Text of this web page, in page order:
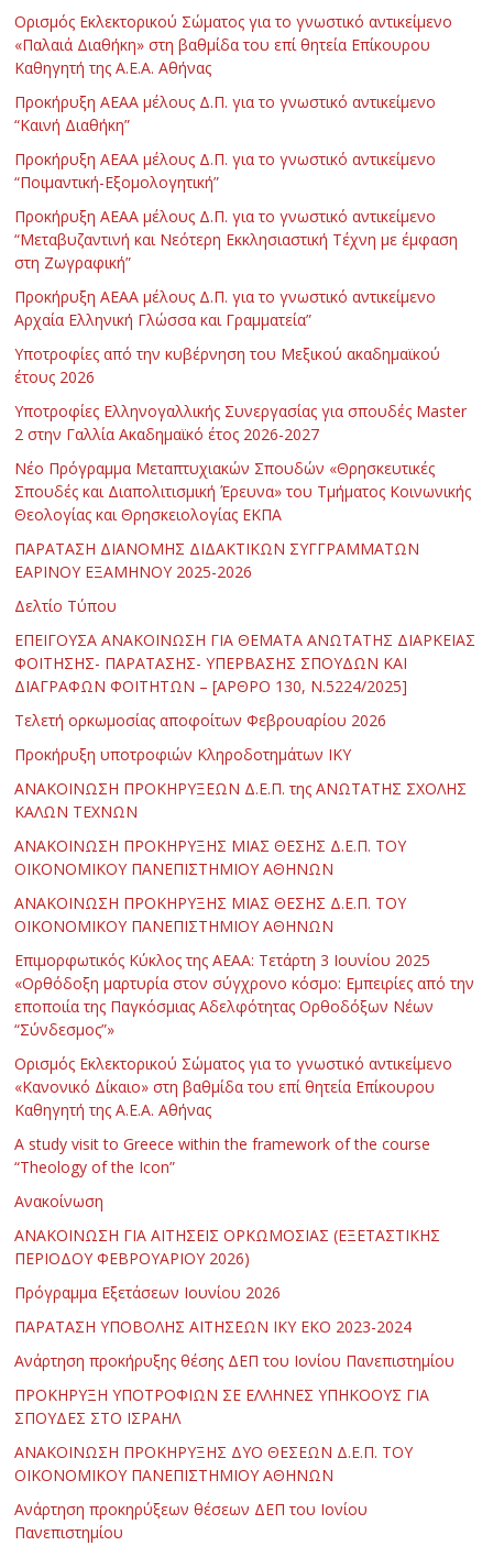
Ορισμός Εκλεκτορικού Σώματος για το γνωστικό αντικείμενο
«Παλαιά Διαθήκη» στη βαθμίδα του επί θητεία Επίκουρου
Καθηγητή της Α.Ε.Α. Αθήνας
Προκήρυξη ΑΕΑΑ μέλους Δ.Π. για το γνωστικό αντικείμενο
“Καινή Διαθήκη”
Προκήρυξη ΑΕΑΑ μέλους Δ.Π. για το γνωστικό αντικείμενο
“Ποιμαντική-Εξομολογητική”
Προκήρυξη ΑΕΑΑ μέλους Δ.Π. για το γνωστικό αντικείμενο
“Μεταβυζαντινή και Νεότερη Εκκλησιαστική Τέχνη με έμφαση
στη Ζωγραφική”
Προκήρυξη ΑΕΑΑ μέλους Δ.Π. για το γνωστικό αντικείμενο
Αρχαία Ελληνική Γλώσσα και Γραμματεία”
Υποτροφίες από την κυβέρνηση του Μεξικού ακαδημαϊκού
έτους 2026
Υποτροφίες Ελληνογαλλικής Συνεργασίας για σπουδές Master
2 στην Γαλλία Ακαδημαϊκό έτος 2026-2027
Νέο Πρόγραμμα Μεταπτυχιακών Σπουδών «Θρησκευτικές
Σπουδές και Διαπολιτισμική Έρευνα» του Τμήματος Κοινωνικής
Θεολογίας και Θρησκειολογίας ΕΚΠΑ
ΠΑΡΑΤΑΣΗ ΔΙΑΝΟΜΗΣ ΔΙΔΑΚΤΙΚΩΝ ΣΥΓΓΡΑΜΜΑΤΩΝ
ΕΑΡΙΝΟΥ ΕΞΑΜΗΝΟΥ 2025-2026
Δελτίο Τύπου
ΕΠΕΙΓΟΥΣΑ ΑΝΑΚΟΙΝΩΣΗ ΓΙΑ ΘΕΜΑΤΑ ΑΝΩΤΑΤΗΣ ΔΙΑΡΚΕΙΑΣ
ΦΟΙΤΗΣΗΣ- ΠΑΡΑΤΑΣΗΣ- ΥΠΕΡΒΑΣΗΣ ΣΠΟΥΔΩΝ ΚΑΙ
ΔΙΑΓΡΑΦΩΝ ΦΟΙΤΗΤΩΝ – [ΑΡΘΡΟ 130, Ν.5224/2025]
Τελετή ορκωμοσίας αποφοίτων Φεβρουαρίου 2026
Προκήρυξη υποτροφιών Κληροδοτημάτων ΙΚΥ
ΑΝΑΚΟΙΝΩΣΗ ΠΡΟΚΗΡΥΞΕΩΝ Δ.Ε.Π. της ΑΝΩΤΑΤΗΣ ΣΧΟΛΗΣ
ΚΑΛΩΝ ΤΕΧΝΩΝ
ΑΝΑΚΟΙΝΩΣΗ ΠΡΟΚΗΡΥΞΗΣ ΜΙΑΣ ΘΕΣΗΣ Δ.Ε.Π. ΤΟΥ
ΟΙΚΟΝΟΜΙΚΟΥ ΠΑΝΕΠΙΣΤΗΜΙΟΥ ΑΘΗΝΩΝ
ΑΝΑΚΟΙΝΩΣΗ ΠΡΟΚΗΡΥΞΗΣ ΜΙΑΣ ΘΕΣΗΣ Δ.Ε.Π. ΤΟΥ
ΟΙΚΟΝΟΜΙΚΟΥ ΠΑΝΕΠΙΣΤΗΜΙΟΥ ΑΘΗΝΩΝ
Επιμορφωτικός Κύκλος της ΑΕΑΑ: Τετάρτη 3 Ιουνίου 2025
«Ορθόδοξη μαρτυρία στον σύγχρονο κόσμο: Εμπειρίες από την
εποποιία της Παγκόσμιας Αδελφότητας Ορθοδόξων Νέων
“Σύνδεσμος”»
Ορισμός Εκλεκτορικού Σώματος για το γνωστικό αντικείμενο
«Κανονικό Δίκαιο» στη βαθμίδα του επί θητεία Επίκουρου
Καθηγητή της Α.Ε.Α. Αθήνας
Α study visit to Greece within the framework of the course
“Theology of the Icon”
Ανακοίνωση
ΑΝΑΚΟΙΝΩΣΗ ΓΙΑ ΑΙΤΗΣΕΙΣ ΟΡΚΩΜΟΣΙΑΣ (ΕΞΕΤΑΣΤΙΚΗΣ
ΠΕΡΙΟΔΟΥ ΦΕΒΡΟΥΑΡΙΟΥ 2026)
Πρόγραμμα Εξετάσεων Ιουνίου 2026
ΠΑΡΑΤΑΣΗ ΥΠΟΒΟΛΗΣ ΑΙΤΗΣΕΩΝ ΙΚΥ ΕΚΟ 2023-2024
Ανάρτηση προκήρυξης θέσης ΔΕΠ του Ιονίου Πανεπιστημίου
ΠΡΟΚΗΡΥΞΗ ΥΠΟΤΡΟΦΙΩΝ ΣΕ ΕΛΛΗΝΕΣ ΥΠΗΚΟΟΥΣ ΓΙΑ
ΣΠΟΥΔΕΣ ΣΤΟ ΙΣΡΑΗΛ
ΑΝΑΚΟΙΝΩΣΗ ΠΡΟΚΗΡΥΞΗΣ ΔΥΟ ΘΕΣΕΩΝ Δ.Ε.Π. ΤΟΥ
ΟΙΚΟΝΟΜΙΚΟΥ ΠΑΝΕΠΙΣΤΗΜΙΟΥ ΑΘΗΝΩΝ
Ανάρτηση προκηρύξεων θέσεων ΔΕΠ του Ιονίου
Πανεπιστημίου